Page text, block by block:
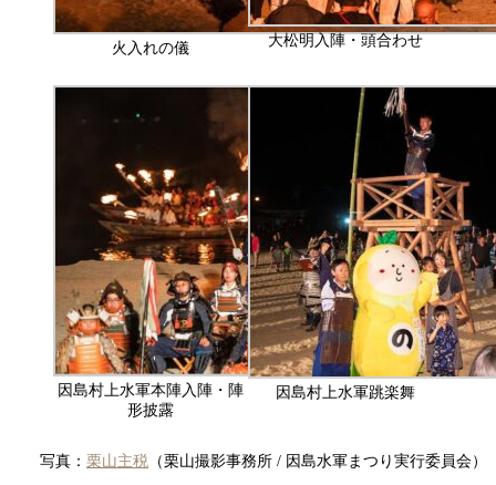
火入れの儀 大松明入陣・頭合わせ
因島村上水軍本陣入陣・陣
形披露
因島村上水軍跳楽舞
写真： 栗山主税 （栗山撮影事務所 / 因島水軍まつり実行委員会）